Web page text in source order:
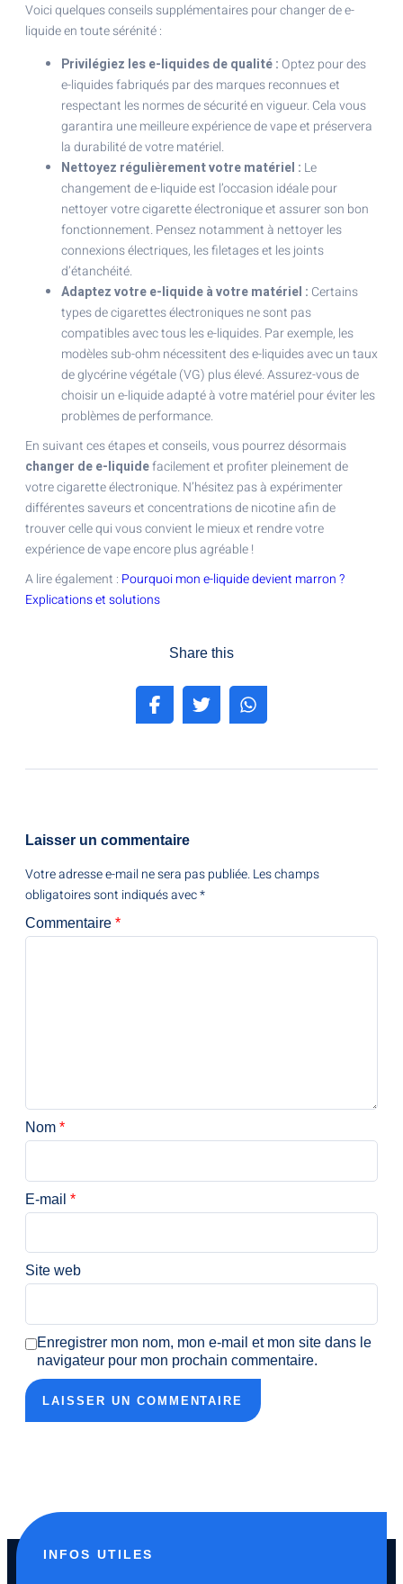
Voici quelques conseils supplémentaires pour changer de e-
liquide en toute sérénité :
Privilégiez les e-liquides de qualité : Optez pour des
e-liquides fabriqués par des marques reconnues et
respectant les normes de sécurité en vigueur. Cela vous
garantira une meilleure expérience de vape et préservera
la durabilité de votre matériel.
Nettoyez régulièrement votre matériel : Le
changement de e-liquide est l’occasion idéale pour
nettoyer votre cigarette électronique et assurer son bon
fonctionnement. Pensez notamment à nettoyer les
connexions électriques, les filetages et les joints
d’étanchéité.
Adaptez votre e-liquide à votre matériel : Certains
types de cigarettes électroniques ne sont pas
compatibles avec tous les e-liquides. Par exemple, les
modèles sub-ohm nécessitent des e-liquides avec un taux
de glycérine végétale (VG) plus élevé. Assurez-vous de
choisir un e-liquide adapté à votre matériel pour éviter les
problèmes de performance.
En suivant ces étapes et conseils, vous pourrez désormais
changer de e-liquidefacilement et profiter pleinement de
votre cigarette électronique. N’hésitez pas à expérimenter
différentes saveurs et concentrations de nicotine afin de
trouver celle qui vous convient le mieux et rendre votre
expérience de vape encore plus agréable !
A lire également : Pourquoi mon e-liquide devient marron ?
Explications et solutions
Share this
Laisser un commentaire
Votre adresse e-mail ne sera pas publiée.Les champs
obligatoires sont indiqués avec*
Commentaire *
Nom *
E-mail *
Site web
Enregistrer mon nom, mon e-mail et mon site dans le
navigateur pour mon prochain commentaire.
INFOS UTILES